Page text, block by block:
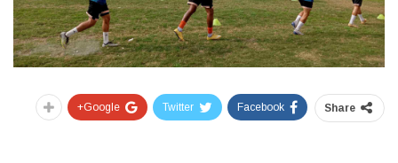
Share
Facebook
Twitter
Google+